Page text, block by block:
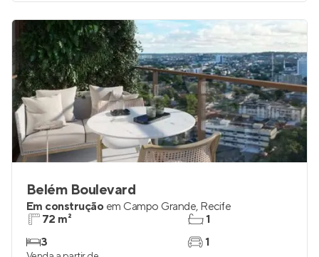
Belém Boulevard
Em construção em Campo Grande, Recife
72 m²
3
1
1